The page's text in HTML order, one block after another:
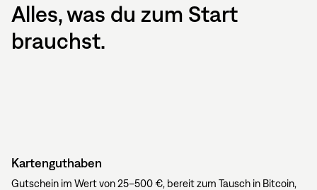
Alles, was du zum Start
brauchst.
Kartenguthaben
Gutschein im Wert von 25–500 €, bereit zum Tausch in Bitcoin,